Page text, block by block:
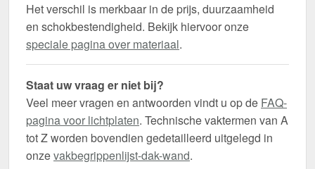
Het verschil is merkbaar in de prijs, duurzaamheid
en schokbestendigheid. Bekijk hiervoor onze
speciale pagina over materiaal.
Staat uw vraag er niet bij?
Veel meer vragen en antwoorden vindt u op de FAQ-
pagina voor lichtplaten. Technische vaktermen van A
tot Z worden bovendien gedetailleerd uitgelegd in
onzevakbegrippenlijst-dak-wand.